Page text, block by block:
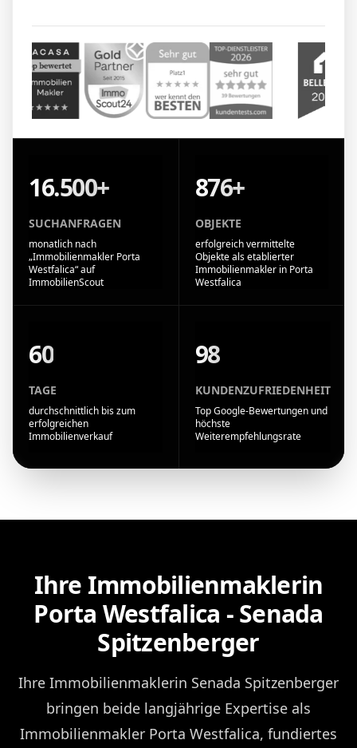
16.500+
SUCHANFRAGEN
monatlich nach
„Immobilienmakler Porta
Westfalica“ auf
ImmobilienScout
876+
OBJEKTE
erfolgreich vermittelte
Objekte als etablierter
Immobilienmakler in Porta
Westfalica
60
TAGE
durchschnittlich bis zum
erfolgreichen
Immobilienverkauf
98
KUNDENZUFRIEDENHEIT
Top Google-Bewertungen und
höchste
Weiterempfehlungsrate
Ihre Immobilienmaklerin
Porta Westfalica - Senada
Spitzenberger
Ihre Immobilienmaklerin Senada Spitzenberger
bringen beide langjährige Expertise als
Immobilienmakler Porta Westfalica, fundiertes